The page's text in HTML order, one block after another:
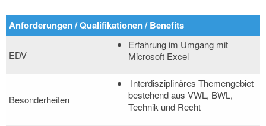
Anforderungen / Qualifikationen / Benefits
EDV
Erfahrung im Umgang mit
Microsoft Excel
Besonderheiten
Interdisziplinäres Themengebiet
bestehend aus VWL, BWL,
Technik und Recht